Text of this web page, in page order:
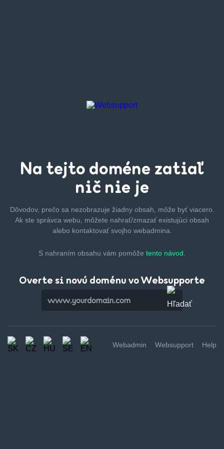
Na tejto doméne zatiaľ
nič nie je
Dôvodov, prečo sa nezobrazuje žiadny obsah, môže byťviacero.
Ak ste správca webu, môžete nahrať/zmazaťexistujúci obsah
alebo kontaktovať svojho webadmina.
S nahraním obsahu vám pomôže tento návod.
Overte si novú doménu vo Websupporte
Webadmin Websupport Help